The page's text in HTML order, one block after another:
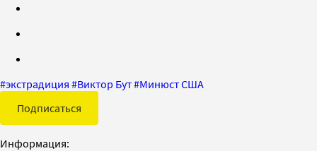
#экстрадиция #Виктор Бут#Минюст США
Подписаться
Информация: